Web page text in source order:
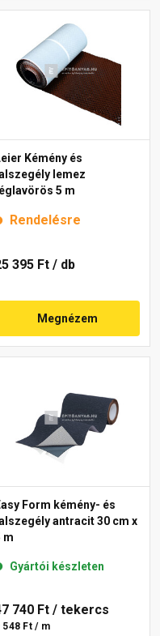
Kémény és
lemez
5 m
Rendelésre
395 Ft / db
Megnézem
Form kémény- és
antracit 30 cm x
m
Gyártói készleten
740 Ft / tekercs
548 Ft / m